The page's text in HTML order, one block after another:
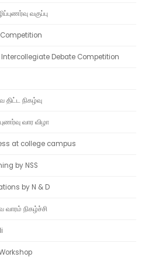
வகுப்பு
Intercollegiate Debate Competition
நிகழ்வு
வார விழா
at college campus
by NSS
by N & D
நிகழ்ச்சி